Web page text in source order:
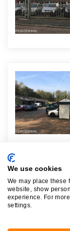
We use cookies
We may place these
website, show
experience. For
settings.